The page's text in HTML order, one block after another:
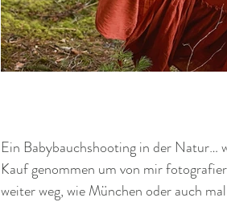
Ein Babybauchshooting in der Natur…
Kauf genommen um von mir
weiter weg, wie München oder auch